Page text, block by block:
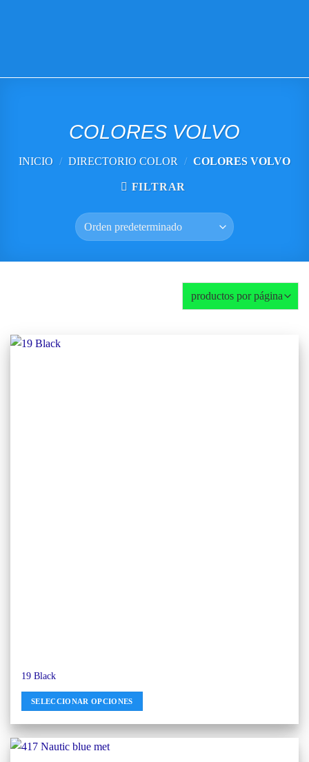
COLORES VOLVO
INICIO / DIRECTORIO COLOR / COLORES VOLVO
FILTRAR
19 Black
SELECCIONAR OPCIONES